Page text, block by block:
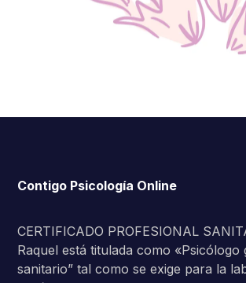
Contigo Psicología Online
CERTIFICADO PROFESIONAL
Raquel está titulada como «Psicólogo
sanitario” tal como se exige para la